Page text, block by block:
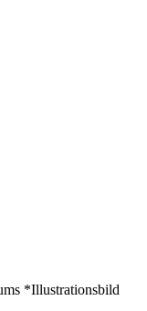
*Illustrationsbild